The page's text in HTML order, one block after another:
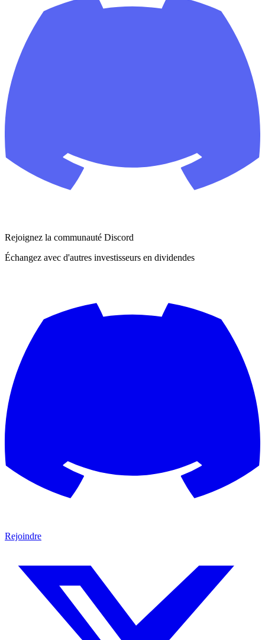
Rejoignez la communauté Discord
Échangez avec d'autres investisseurs en dividendes
Rejoindre